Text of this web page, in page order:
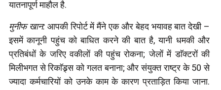
यातनापूर्ण माहौल है.
मुनीफ खान: आपकी रिपोर्ट में मैंने एक और बेहद भयावह बात देखी –
इसमें कानूनी पहुंच को बाधित करने की बात है, यानी धमकी और
प्रतिबंधों के जरिए वकीलों की पहुंच रोकना; जेलों में डाॅक्टरों की
मिलीभगत से रिकाॅड्र्स को गलत बनाना; और संयुक्त राष्ट्र के 50 से
ज्यादा कर्मचारियों को उनके काम के कारण प्रताड़ित किया जाना.